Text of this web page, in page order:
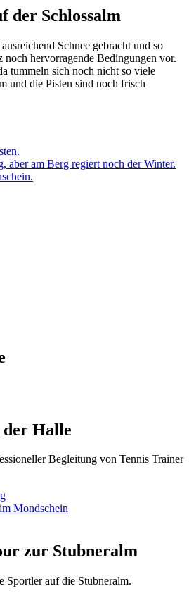
der Schlossalm
Schnee gebracht und so
noch hervorragende Bedingungen vor.
tummeln sich noch nicht so viele
und die Pisten sind noch frisch
der Halle
Begleitung von Tennis Trainer
zur Stubneralm
Sportler auf die Stubneralm.